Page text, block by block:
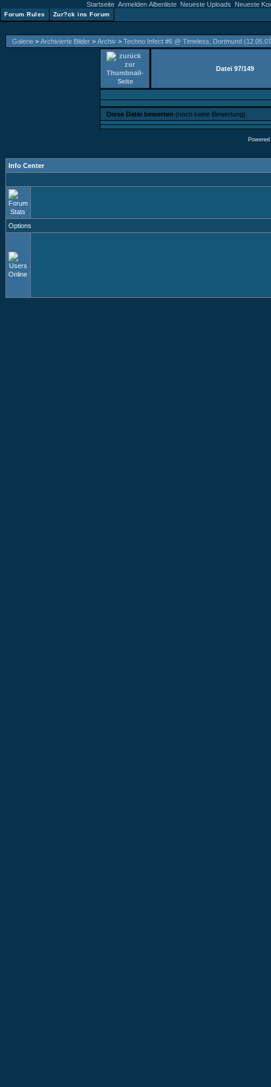
Startseite Anmelden Albenliste Neueste Uploads Neueste
Forum Rules Zur?ck ins Forum
Galerie> Archivierte Bilder> Archiv> Techno Infect #6 @ Timeless, Dortmund
Datei 97/149
Diese Datei bewerten (noch keine Bewertung)
Info Center
Options